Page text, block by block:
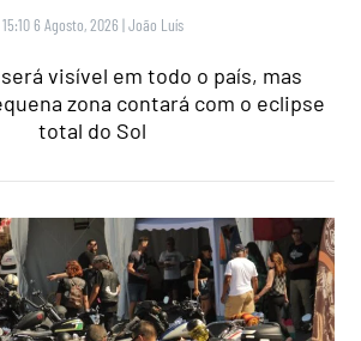
15:10 6 Agosto, 2026 |João Luís
visível em todo o país, mas
zona contará com o eclipse
total do Sol